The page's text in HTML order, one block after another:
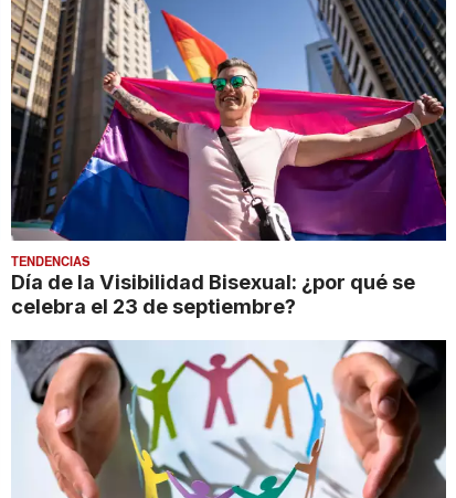
TENDENCIAS
Día de la Visibilidad Bisexual: ¿por qué se
celebra el 23 de septiembre?